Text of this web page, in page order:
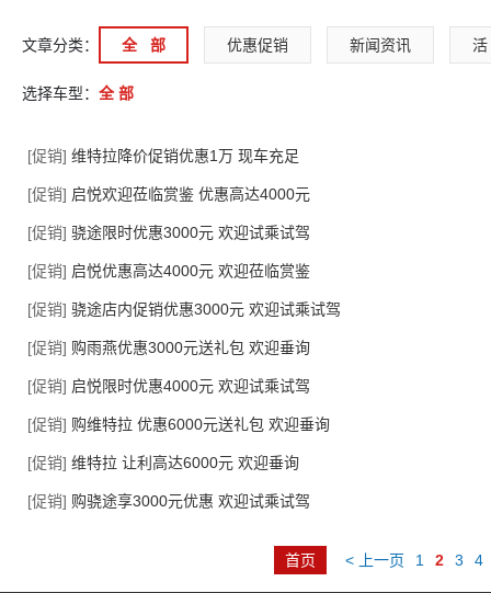
文章分类： 全   部 优惠促销 新闻资讯 活
选择车型： 全 部
[促销] 维特拉降价促销优惠1万 现车充足
[促销] 启悦欢迎莅临赏鉴 优惠高达4000元
[促销] 骁途限时优惠3000元 欢迎试乘试驾
[促销] 启悦优惠高达4000元 欢迎莅临赏鉴
[促销] 骁途店内促销优惠3000元 欢迎试乘试驾
[促销] 购雨燕优惠3000元送礼包 欢迎垂询
[促销] 启悦限时优惠4000元 欢迎试乘试驾
[促销] 购维特拉 优惠6000元送礼包 欢迎垂询
[促销] 维特拉 让利高达6000元 欢迎垂询
[促销] 购骁途享3000元优惠 欢迎试乘试驾
首页 < 上一页 1 2 3 4